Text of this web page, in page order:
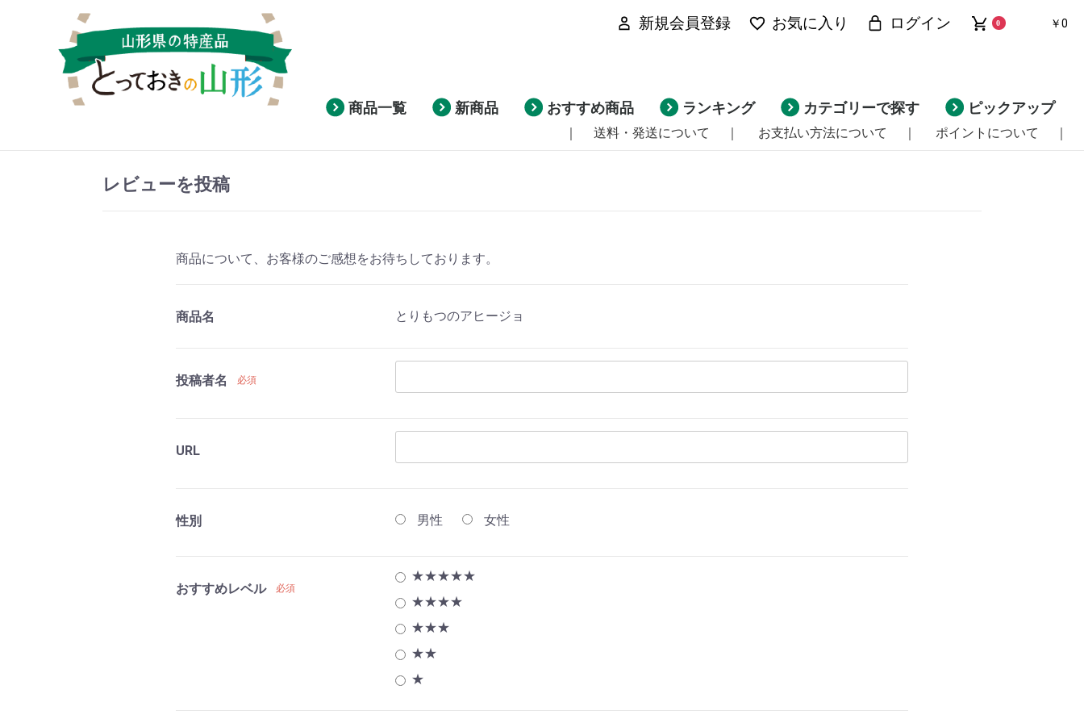
新規会員登録 お気に入り ログイン 0 ￥0
商品一覧 新商品 おすすめ商品 ランキング カテゴリーで探す ピックアップ
｜ 送料・発送について ｜ お支払い方法について ｜ ポイントについて ｜
レビューを投稿
商品について、お客様のご感想をお待ちしております。
商品名 とりもつのアヒージョ
投稿者名 必須
URL
性別 男性 女性
おすすめレベル 必須
★★★★★
★★★★
★★★
★★
★